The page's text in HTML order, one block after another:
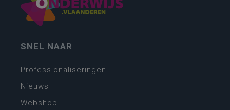
SNEL NAAR
Professionaliseringen
Nieuws
Webshop